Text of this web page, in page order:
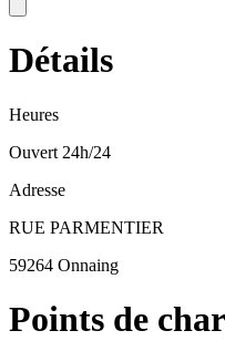
Détails
Heures
Ouvert 24h/24
Adresse
RUE PARMENTIER
59264 Onnaing
Points de